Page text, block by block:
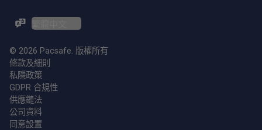
ZH-TW / EN
© 2026 Pacsafe. 版權所有
條款及細則
私隱政策
GDPR 合規性
供應鏈法
公司資料
同意設置